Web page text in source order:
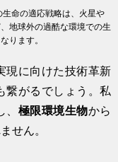
命の適応戦略は、火星や
地球外の過酷な環境での生
ります。
現に向けた技術革新
繋がるでしょう。私
極限環境生物から
せん。